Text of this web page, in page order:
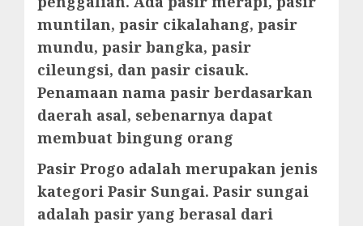
muntilan, pasir cikalahang, pasir
mundu, pasir bangka, pasir
cileungsi, dan pasir cisauk.
Penamaan nama pasir berdasarkan
daerah asal, sebenarnya dapat
membuat bingung orang
Pasir Progo adalah merupakan jenis
kategori Pasir Sungai. Pasir sungai
adalah pasir yang berasal dari